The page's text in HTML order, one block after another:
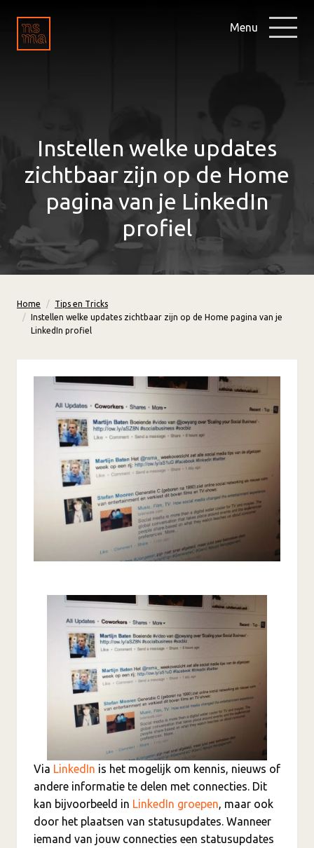
Menu
Instellen welke updates
zichtbaar zijn op de Home
pagina van je LinkedIn
profiel
Home
Tips en Tricks
Instellen welke updates zichtbaar zijn op de Home pagina van je
LinkedIn profiel
Via LinkedIn is het mogelijk om kennis, nieuws of
andere informatie te delen met connecties. Dit
kan bijvoorbeeld in LinkedIn groepen , maar ook
door het plaatsen van statusupdates. Wanneer
iemand van jouw connecties een statusupdates